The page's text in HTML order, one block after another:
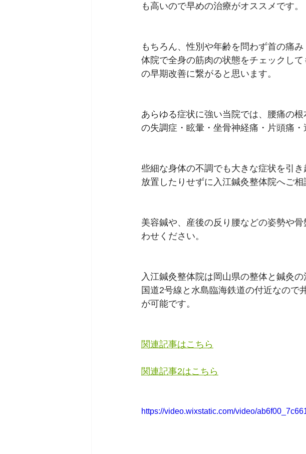
も高いので早めの治療がオススメです。
もちろん、性別や年齢を問わず首の痛
体院で全身の筋肉の状態をチェックし
の早期改善に繋がると思います。
あらゆる症状に強い当院では、腰痛の
の失調症・眩暈・坐骨神経痛・片頭痛
些細な身体の不調でも大きな症状を引
放置したりせずに入江鍼灸整体院へご相
美容鍼や、産後の反り腰などの姿勢や
わせください。
入江鍼灸整体院は岡山県の整体と鍼灸の
国道2号線と水島臨海鉄道の付近なので
が可能です。
関連記事はこちら
関連記事2はこちら
https://video.wixstatic.com/video/